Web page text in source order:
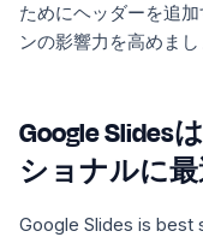
ためにヘッダーを追
ンの影響力を高めまし
Google
ショナルに
Google Slides is best